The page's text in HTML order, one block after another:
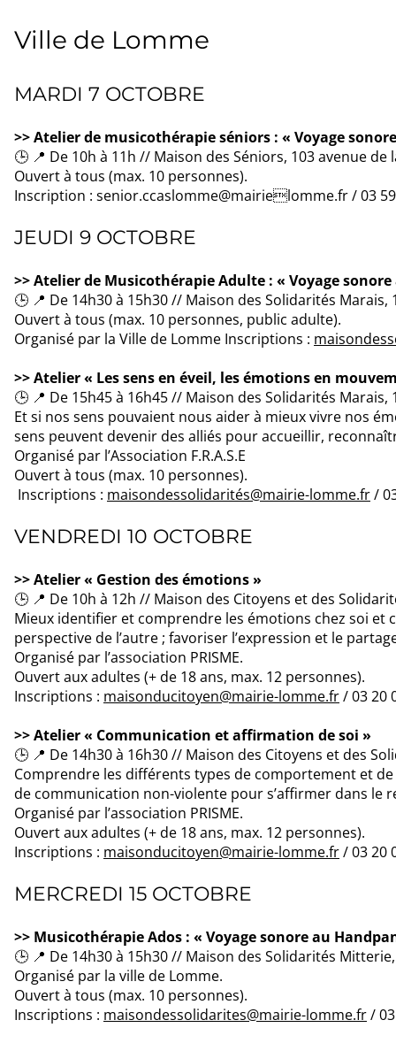
Ville de Lomme
MARDI 7 OCTOBRE
>> Atelier de musicothérapie séniors : « Voyage
🕒 📍 De 10h à 11h // Maison des Séniors, 103 avenue
Ouvert à tous (max. 10 personnes).
Inscription : senior.ccaslomme@mairielomme.fr / 03
JEUDI 9 OCTOBRE
>> Atelier de Musicothérapie Adulte : « Voyage
🕒 📍 De 14h30 à 15h30 // Maison des Solidarités
Ouvert à tous (max. 10 personnes, public adulte).
Organisé par la Ville de Lomme Inscriptions :
>> Atelier « Les sens en éveil, les émotions en
🕒 📍 De 15h45 à 16h45 // Maison des Solidarités
Et si nos sens pouvaient nous aider à mieux vivre nos
sens peuvent devenir des alliés pour accueillir,
Organisé par l’Association F.R.A.S.E
Ouvert à tous (max. 10 personnes).
Inscriptions : maisondessolidarités@mairie-lomme.fr/
VENDREDI 10 OCTOBRE
>> Atelier « Gestion des émotions »
🕒 📍 De 10h à 12h // Maison des Citoyens et des
Mieux identifier et comprendre les émotions chez soi et
perspective de l’autre ; favoriser l’expression et le
Organisé par l’association PRISME.
Ouvert aux adultes (+ de 18 ans, max. 12 personnes).
Inscriptions : maisonducitoyen@mairie-lomme.fr/ 03 20
>> Atelier « Communication et affirmation de soi »
🕒 📍 De 14h30 à 16h30 // Maison des Citoyens et des
Comprendre les différents types de comportement et
de communication non-violente pour s’affirmer dans le
Organisé par l’association PRISME.
Ouvert aux adultes (+ de 18 ans, max. 12 personnes).
Inscriptions : maisonducitoyen@mairie-lomme.fr/ 03 20
MERCREDI 15 OCTOBRE
>> Musicothérapie Ados : « Voyage sonore au
🕒 📍 De 14h30 à 15h30 // Maison des Solidarités
Organisé par la ville de Lomme.
Ouvert à tous (max. 10 personnes).
Inscriptions : maisondessolidarites@mairie-lomme.fr/